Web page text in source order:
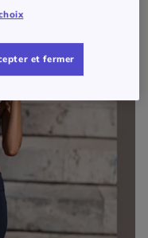
et fermer